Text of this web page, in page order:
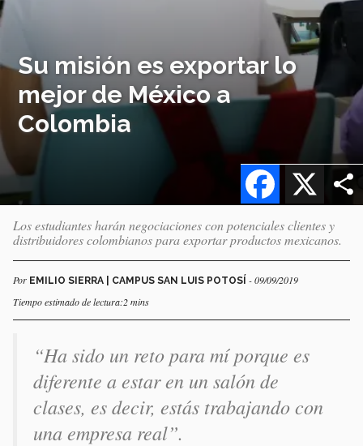
Su misión es exportar lo
mejor de México a
Colombia
X
Facebook
Los estudiantes harán negociaciones con potenciales clientes y
distribuidores colombianos para exportar productos mexicanos.
Por EMILIO SIERRA | CAMPUS SAN LUIS POTOSÍ - 09/09/2019
Tiempo estimado de lectura:2 mins
“Ha sido un reto para mí porque es
diferente a estar en un salón de
clases, es decir, estás trabajando con
una empresa real”.